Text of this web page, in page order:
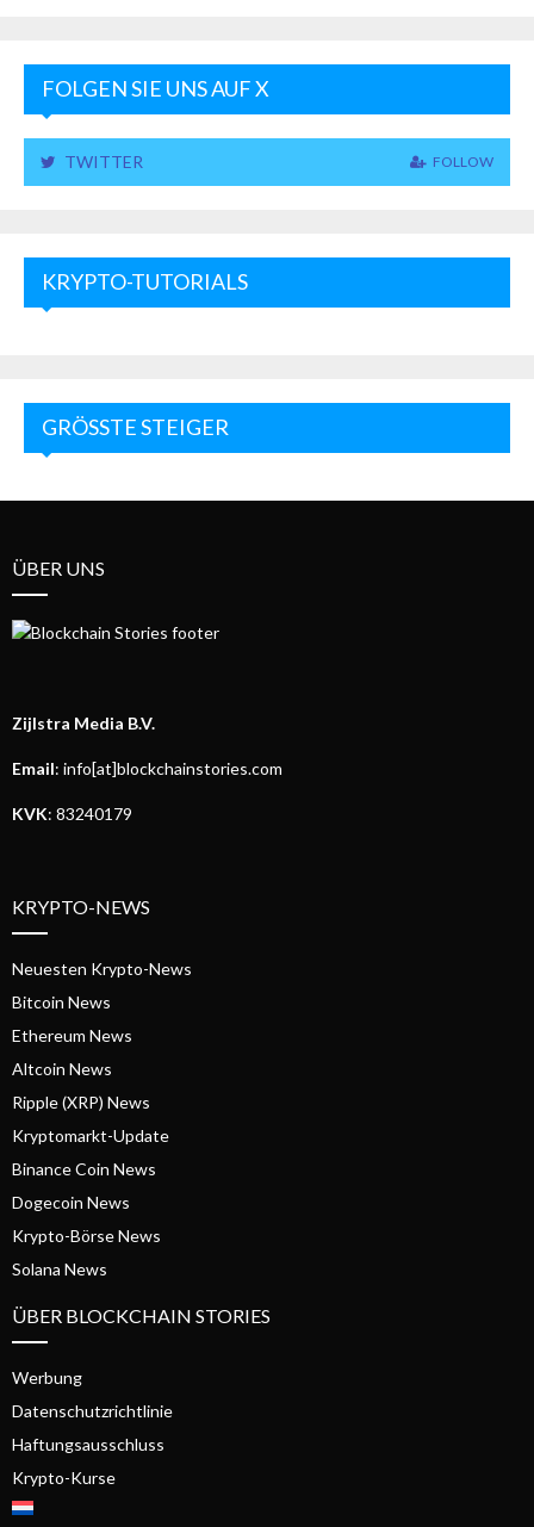
FOLGEN SIE UNS AUF X
TWITTER FOLLOW
KRYPTO-TUTORIALS
GRÖSSTE STEIGER
ÜBER UNS
Zijlstra Media B.V.
Email: info[at]blockchainstories.com
KVK: 83240179
KRYPTO-NEWS
Neuesten Krypto-News
Bitcoin News
Ethereum News
Altcoin News
Ripple (XRP) News
Kryptomarkt-Update
Binance Coin News
Dogecoin News
Krypto-Börse News
Solana News
ÜBER BLOCKCHAIN STORIES
Werbung
Datenschutzrichtlinie
Haftungsausschluss
Krypto-Kurse